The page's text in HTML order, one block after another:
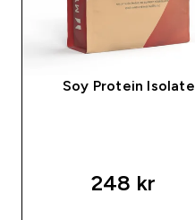
Soy Protein Isolate
248 kr‎